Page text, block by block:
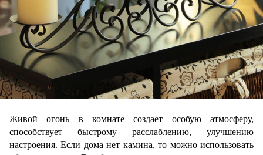
Живой огонь в комнате создает особую атмосферу,
способствует быстрому расслаблению, улучшению
настроения. Если дома нет камина, то можно использовать